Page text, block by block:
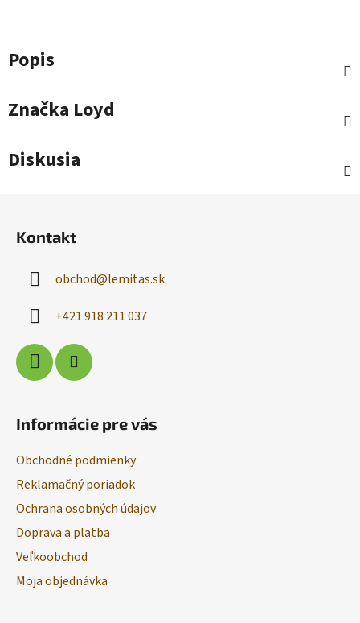
Popis
Značka Loyd
Diskusia
Kontakt
obchod@lemitas.sk
+421 918 211 037
Informácie pre vás
Obchodné podmienky
Reklamačný poriadok
Ochrana osobných údajov
Doprava a platba
Veľkoobchod
Moja objednávka